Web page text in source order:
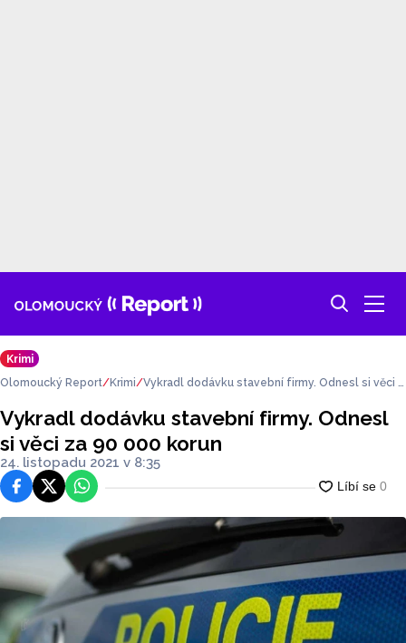
Krimi
Olomoucký Report
Krimi
Vykradl dodávku stavební firmy. Odnesl si věci z
Vykradl dodávku stavební firmy. Odnesl
si věci za 90 000 korun
24. listopadu 2021 v 8:35
FacebookPlatforma X
WhatsApp